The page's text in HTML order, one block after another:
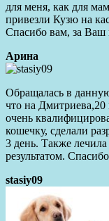
для меня, как для
привезли Кузю на
Спасибо вам, за Ваш
Арина
Обращалась в
что на Дмитриева,20
очень
кошечку, сделали
3 день. Также
результатом.
stasiy09